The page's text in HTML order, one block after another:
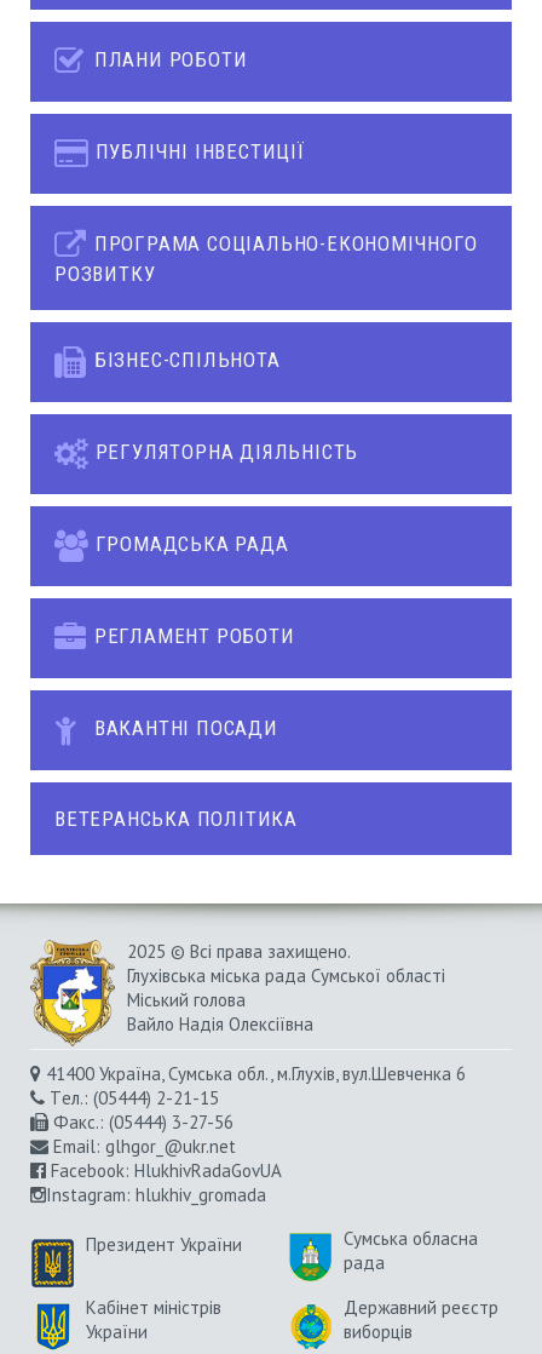
ПЛАНИ РОБОТИ
ПУБЛІЧНІ ІНВЕСТИЦІЇ
ПРОГРАМА СОЦІАЛЬНО-ЕКОНОМІЧНОГО
РОЗВИТКУ
БІЗНЕС-СПІЛЬНОТА
РЕГУЛЯТОРНА ДІЯЛЬНІСТЬ
ГРОМАДСЬКА РАДА
РЕГЛАМЕНТ РОБОТИ
ВАКАНТНІ ПОСАДИ
ВЕТЕРАНСЬКА ПОЛІТИКА
2025 © Всі права захищено.
Глухівська міська рада Сумської області
Міський голова
Вайло Надія Олексіївна
41400 Україна, Сумська обл., м.Глухів, вул.Шевченка 6
Tел.: (05444) 2-21-15
Факс.: (05444) 3-27-56
Email: glhgor_@ukr.net
Facebook: HlukhivRadaGovUA
Instagram: hlukhiv_gromada
Президент України
Сумська обласна
рада
Кабінет міністрів
України
Державний реєстр
виборців